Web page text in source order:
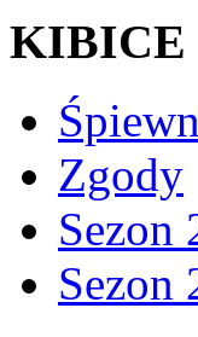
KIBICE
Zgody
Sezon
Sezon